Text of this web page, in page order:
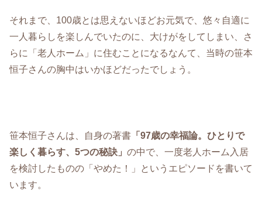
それまで、100歳とは思えないほどお元気で、悠々自適に
一人暮らしを楽しんでいたのに、大けがをしてしまい、さ
らに「老人ホーム」に住むことになるなんて、当時の笹本
恒子さんの胸中はいかほどだったでしょう。
笹本恒子さんは、自身の著書 「97歳の幸福論。ひとりで
楽しく暮らす、5つの秘訣」 の中で、一度老人ホーム入居
を検討したものの「やめた！」というエピソードを書いて
います。